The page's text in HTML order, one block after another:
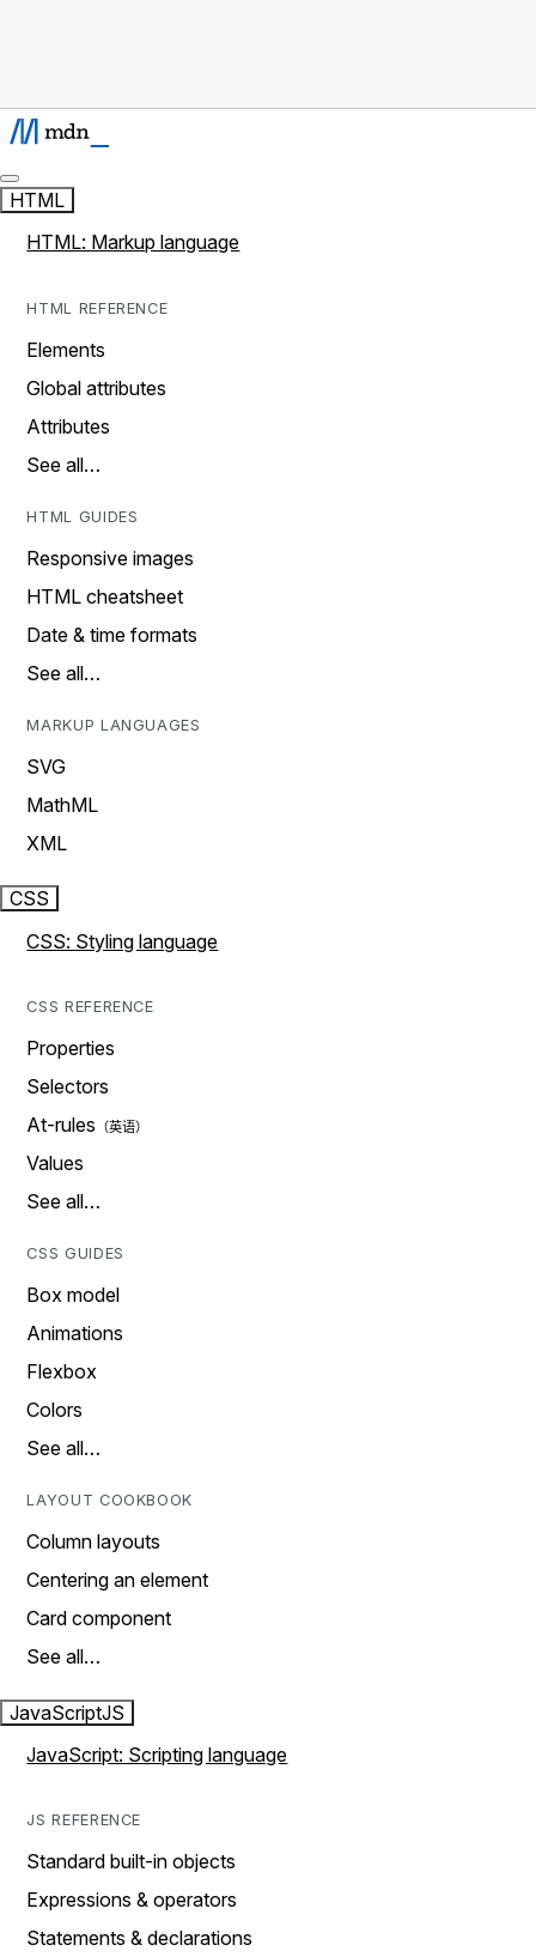
HTML
HTML: Markup language
HTML REFERENCE
Elements
Global attributes
Attributes
See all…
HTML GUIDES
Responsive images
HTML cheatsheet
Date & time formats
See all…
MARKUP LANGUAGES
SVG
MathML
XML
CSS
CSS: Styling language
CSS REFERENCE
Properties
Selectors
At-rules
Values
See all…
CSS GUIDES
Box model
Animations
Flexbox
Colors
See all…
LAYOUT COOKBOOK
Column layouts
Centering an element
Card component
See all…
JavaScriptJS
JavaScript: Scripting language
JS REFERENCE
Standard built-in objects
Expressions & operators
Statements & declarations